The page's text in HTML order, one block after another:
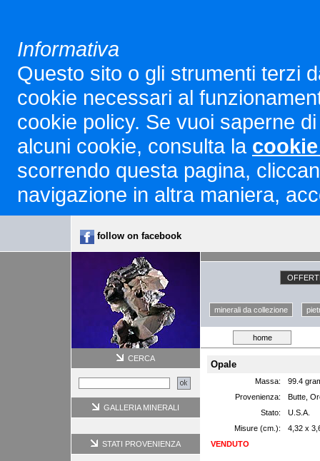
Informativa
Questo sito o gli strumenti terzi
cookie necessari al
cookie policy. Se vuoi saperne
alcuni cookie, consulta la
scorrendo questa pagina,
navigazione in altra maniera,
follow on facebook
minerali da collezione
home
CERCA
GALLERIA MINERALI
STATI PROVENIENZA
Opale
Massa:
99.4
Provenienza:
Butte,
Stato:
U.S.A.
Misure (cm.):
4,32 x
VENDUTO